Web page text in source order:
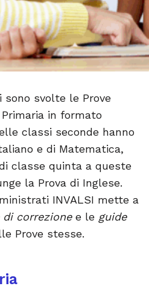
sono svolte le Prove
in formato
classi seconde hanno
e di Matematica,
classe quinta a queste
la Prova di Inglese.
INVALSI mette a
di correzionee le guide
Prove stesse.